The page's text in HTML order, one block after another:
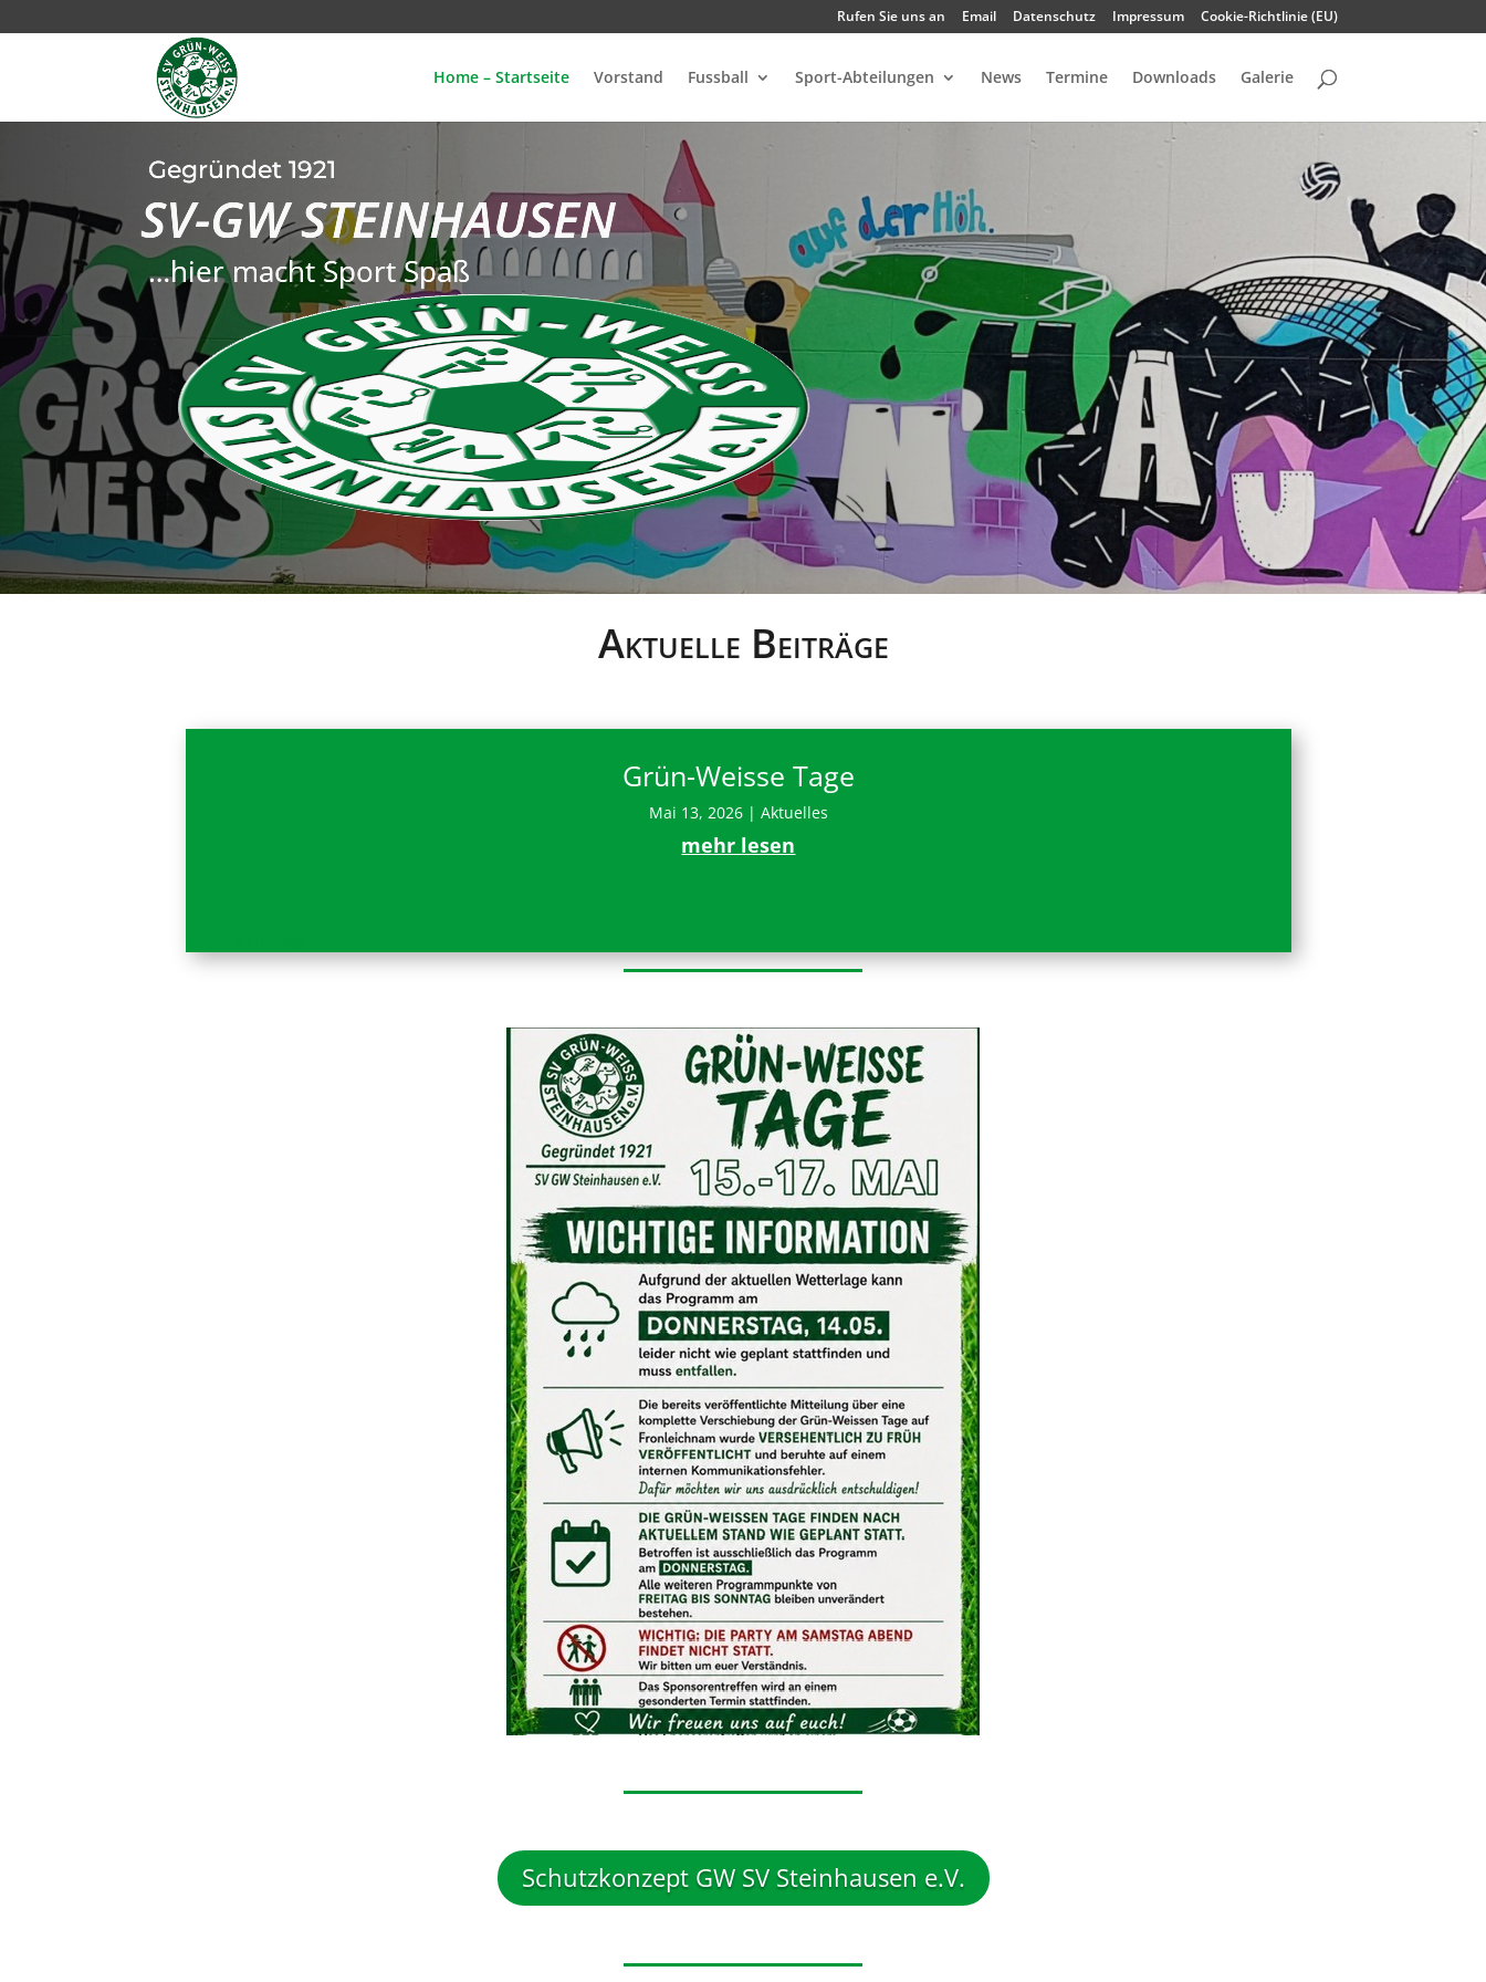
Rufen Sie uns an Email Datenschutz Impressum Cookie-Richtlinie (EU)
Home – Startseite Vorstand Fussball Sport-Abteilungen News Termine Downloads Galerie
Gegründet 1921
SV-GW STEINHAUSEN
…hier macht Sport Spaß
Aktuelle Beiträge
Grün-Weisse Tage
Mai 13, 2026| Aktuelles
mehr lesen
Schutzkonzept GW SV Steinhausen e.V.